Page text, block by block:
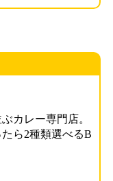
カレー専門店。
ら2種類選べるB